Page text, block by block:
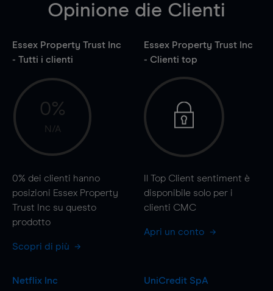
Opinione die Clienti
Essex Property Trust Inc
- Tutti i clienti
0%
N/A
0% dei clienti hanno
posizioni Essex Property
Trust Inc su questo
prodotto
Scopri di più
Essex Property Trust Inc
- Clienti top
Il Top Client sentiment è
disponibile solo per i
clienti CMC
Apri un conto
Netflix Inc
UniCredit SpA